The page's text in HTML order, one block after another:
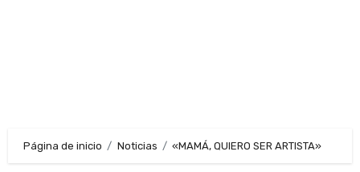
Página de inicio Noticias «MAMÁ, QUIERO SER ARTISTA»